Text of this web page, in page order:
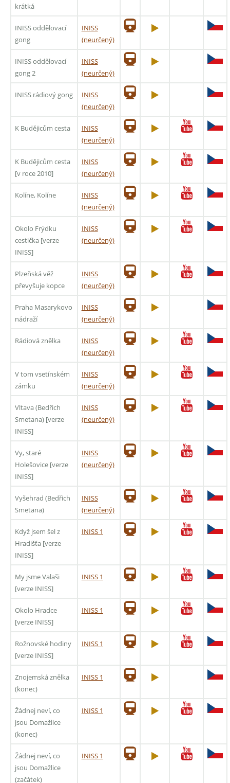
krátká
INISS oddělovací
gong
INISS
(neurčený)
INISS oddělovací
gong 2
INISS
(neurčený)
INISS rádiový gong
INISS
(neurčený)
K Budějicům cesta
INISS
(neurčený)
K Budějicům cesta
[v roce 2010]
INISS
(neurčený)
Kolíne, Kolíne
INISS
(neurčený)
Okolo Frýdku
cestička [verze
INISS]
INISS
(neurčený)
Plzeňská věž
převyšuje kopce
INISS
(neurčený)
Praha Masarykovo
nádraží
INISS
(neurčený)
Rádiová znělka
INISS
(neurčený)
V tom vsetínském
zámku
INISS
(neurčený)
Vltava (Bedřich
Smetana) [verze
INISS]
INISS
(neurčený)
Vy, staré
Holešovice [verze
INISS]
INISS
(neurčený)
Vyšehrad (Bedřich
Smetana)
INISS
(neurčený)
Když jsem šel z
Hradišťa [verze
INISS]
INISS 1
My jsme Valaši
[verze INISS]
INISS 1
Okolo Hradce
[verze INISS]
INISS 1
Rožnovské hodiny
[verze INISS]
INISS 1
Znojemská znělka
(konec)
INISS 1
Žádnej neví, co
jsou Domažlice
(konec)
INISS 1
Žádnej neví, co
jsou Domažlice
(začátek)
INISS 1